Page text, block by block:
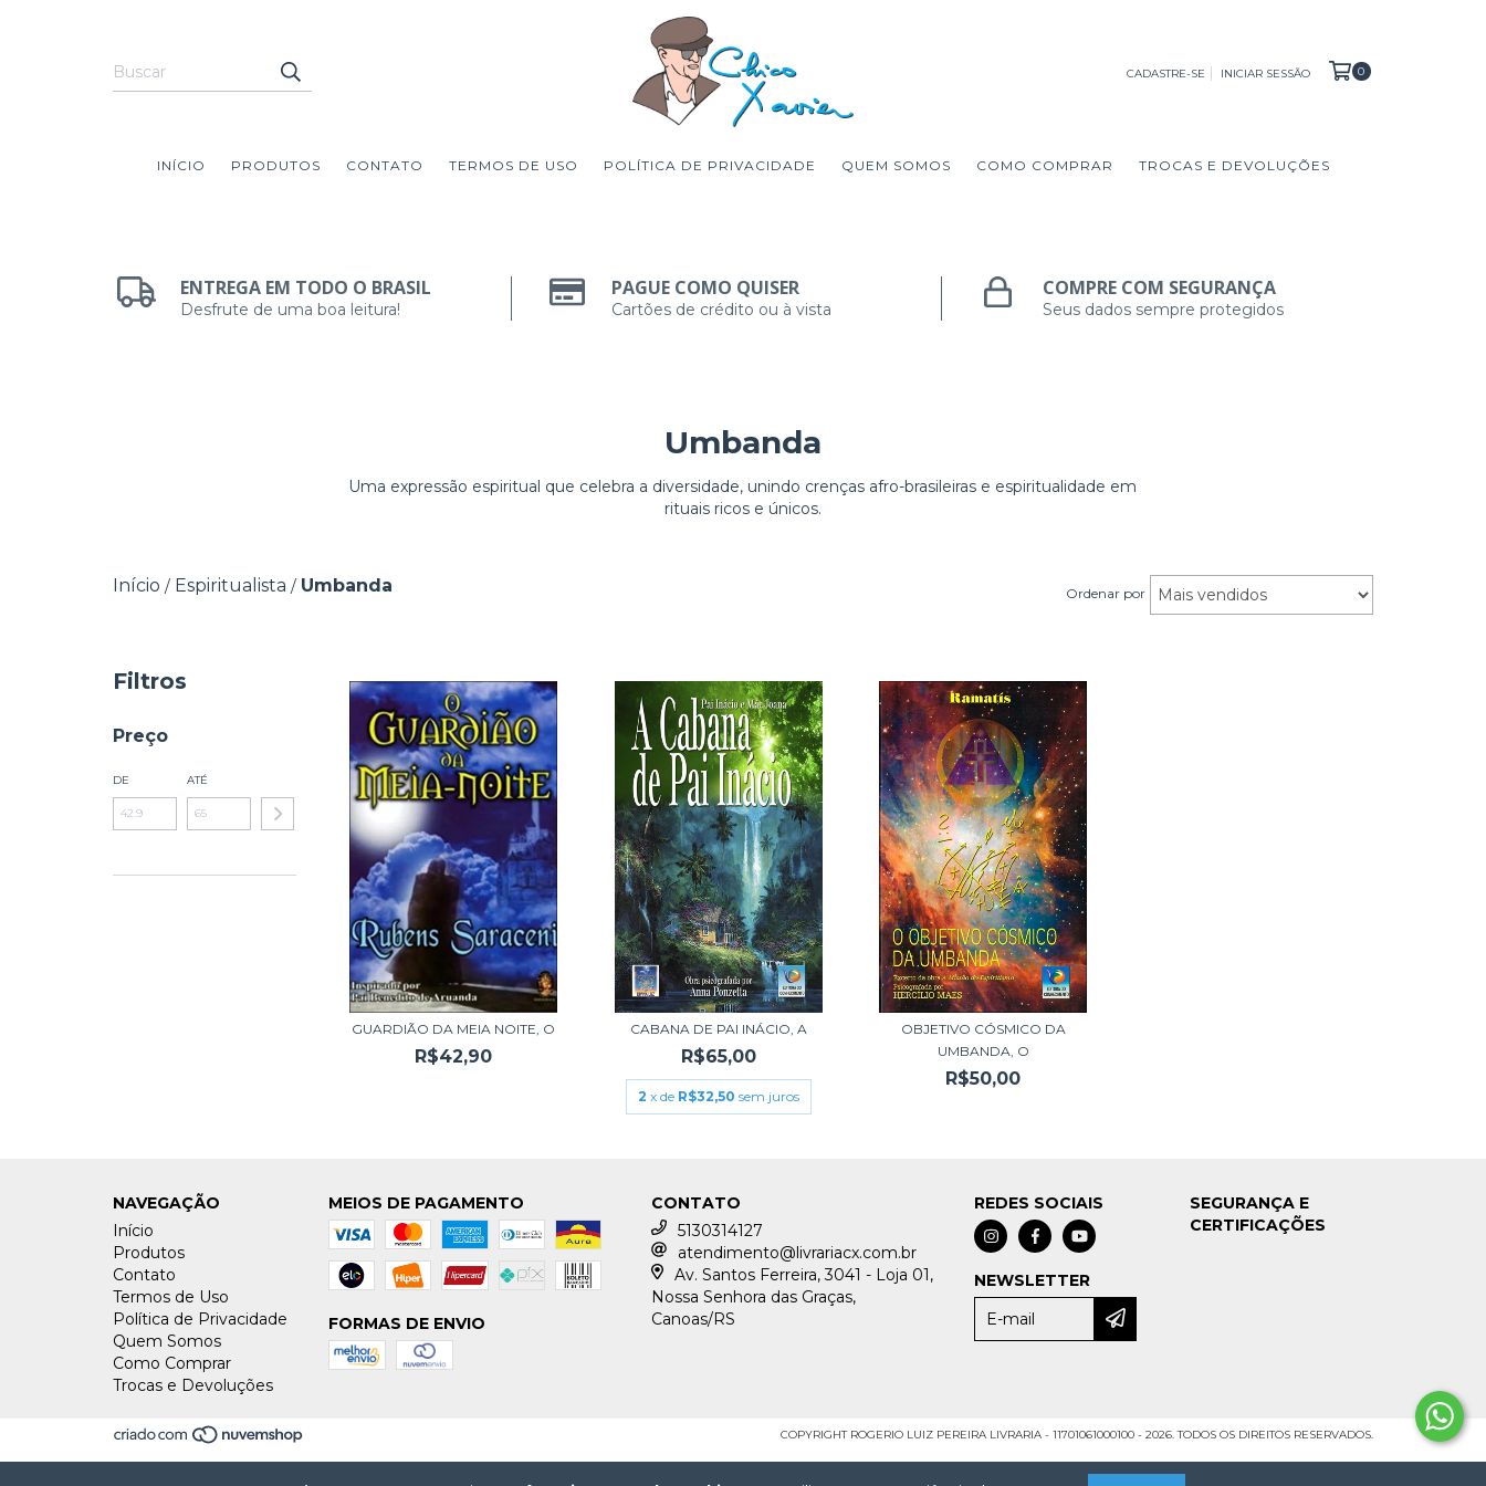
CADASTRE-SE INICIAR SESSÃO 0
INÍCIO PRODUTOS CONTATO TERMOS DE USO POLÍTICA DE PRIVACIDADE QUEM SOMOS COMO COMPRAR TROCAS E DEVOLUÇÕES
ENTREGA EM TODO O BRASIL
Desfrute de uma boa leitura!
PAGUE COMO QUISER
Cartões de crédito ou à vista
COMPRE COM SEGURANÇA
Seus dados sempre protegidos
Umbanda
Uma expressão espiritual que celebra a diversidade, unindo crenças afro-brasileiras e espiritualidade em
rituais ricos e únicos.
Início / Espiritualista / Umbanda Ordenar por
Filtros
Preço
DE ATÉ
GUARDIÃO DA MEIA NOITE, O
R$42,90
CABANA DE PAI INÁCIO, A
R$65,00
2 x de R$32,50 sem juros
OBJETIVO CÓSMICO DA
UMBANDA, O
R$50,00
NAVEGAÇÃO
Início
Produtos
Contato
Termos de Uso
Política de Privacidade
Quem Somos
Como Comprar
Trocas e Devoluções
MEIOS DE PAGAMENTO
FORMAS DE ENVIO
CONTATO
5130314127
atendimento@livrariacx.com.br
Av. Santos Ferreira, 3041 - Loja 01,
Nossa Senhora das Graças,
Canoas/RS
REDES SOCIAIS
NEWSLETTER
SEGURANÇA E
CERTIFICAÇÕES
COPYRIGHT ROGERIO LUIZ PEREIRA LIVRARIA - 11701061000100 - 2026. TODOS OS DIREITOS RESERVADOS.